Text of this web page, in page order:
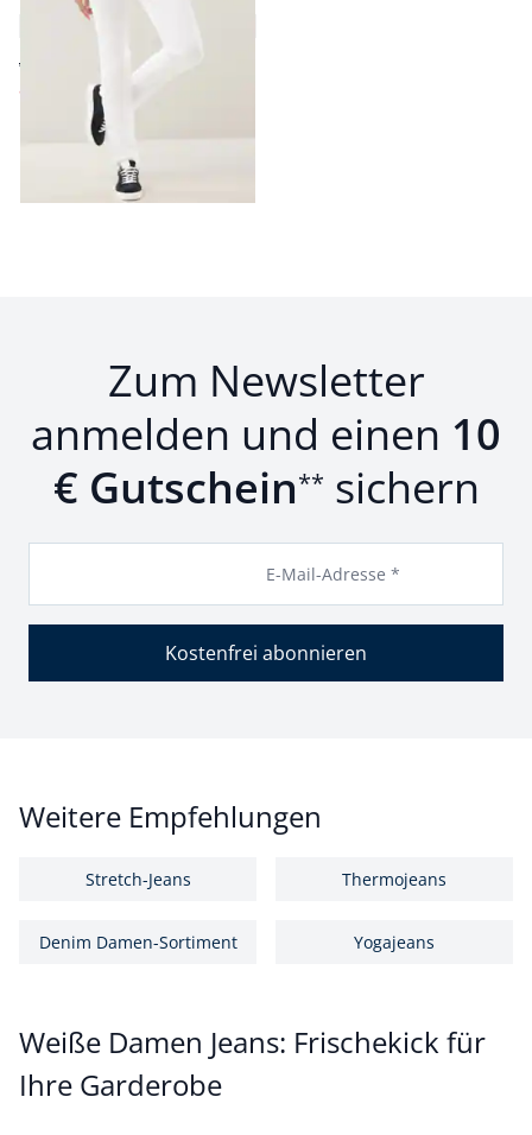
4,4 (51)
ab € 89,99
ab € 59,99 (-33%)
Zum Newsletter
anmelden und einen 10
€ Gutschein** sichern
E-Mail-Adresse *
Kostenfrei abonnieren
Weitere Empfehlungen
Stretch-Jeans Thermojeans
Denim Damen-Sortiment Yogajeans
Weiße Damen Jeans: Frischekick für
Ihre Garderobe